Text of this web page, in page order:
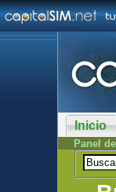
Inicio
Panel